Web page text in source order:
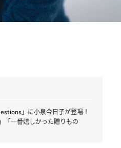
」に小泉今日子が登場！
「一番嬉しかった贈りもの